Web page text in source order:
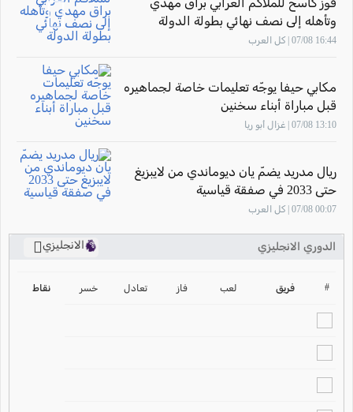
وتأهله إلى نصف نهائي بطولة الدولة
16:44 07/08 | كل العرب
مكابي حيفا يوجّه تعليمات خاصة لجماهيره
قبل مباراة أبناء سخنين
13:10 07/08 | غزال أبو ريا
ريال مدريد يضمّ يان ديوماندي من لايبزيغ
حتى 2033 في صفقة قياسية
00:07 07/08 | كل العرب
الدوري الانجليزي
الانجليزي
2024-2025 # فريق لعب فاز تعادل خسر نقاط